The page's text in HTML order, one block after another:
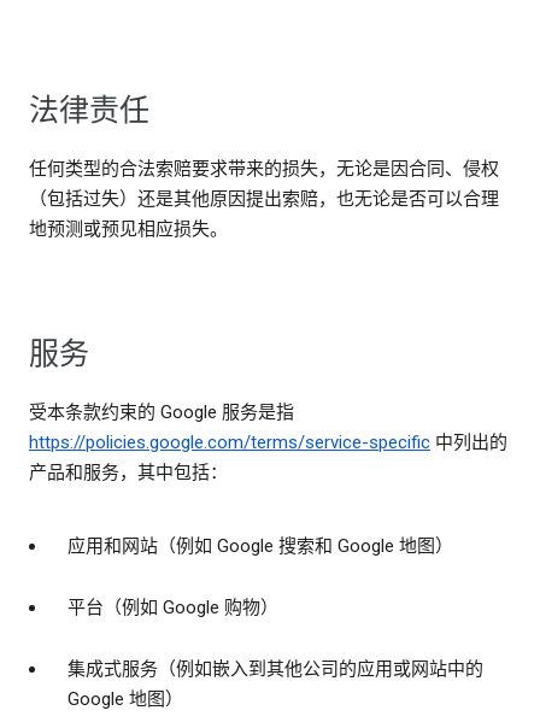
法律责任
任何类型的合法索赔要求带来的损失，无论是因合同、侵权
（包括过失）还是其他原因提出索赔，也无论是否可以合理
地预测或预见相应损失。
服务
受本条款约束的 Google 服务是指
https://policies.google.com/terms/service-specific 中列出的
产品和服务，其中包括：
应用和网站（例如 Google 搜索和 Google 地图）
平台（例如 Google 购物）
集成式服务（例如嵌入到其他公司的应用或网站中的
Google 地图）